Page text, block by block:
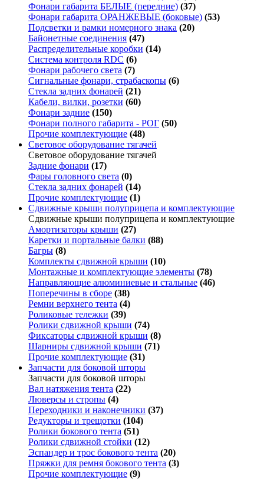
Фонари габарита БЕЛЫЕ (передние) (37)
Фонари габарита ОРАНЖЕВЫЕ (боковые) (53)
Подсветки и рамки номерного знака (20)
Байонетные соединения (47)
Распределительные коробки (14)
Система контроля RDC (6)
Фонари рабочего света (7)
Сигнальные фонари, страбаскопы (6)
Стекла задних фонарей (21)
Кабели, вилки, розетки (60)
Фонари задние (150)
Фонари полного габарита - РОГ (50)
Прочие комплектующие (48)
Световое оборудование тягачей
Световое оборудование тягачей
Задние фонари (17)
Фары головного света (0)
Стекла задних фонарей (14)
Прочие комплектующие (1)
Сдвижные крыши полуприцепа и комплектующие
Сдвижные крыши полуприцепа и комплектующие
Амортизаторы крыши (27)
Каретки и портальные балки (88)
Багры (8)
Комплекты сдвижной крыши (10)
Монтажные и комплектующие элементы (78)
Направляющие алюминиевые и стальные (46)
Поперечины в сборе (38)
Ремни верхнего тента (4)
Роликовые тележки (39)
Ролики сдвижной крыши (74)
Фиксаторы сдвижной крыши (8)
Шарниры сдвижной крыши (71)
Прочие комплектующие (31)
Запчасти для боковой шторы
Запчасти для боковой шторы
Вал натяжения тента (22)
Люверсы и стропы (4)
Переходники и наконечники (37)
Редукторы и трещотки (104)
Ролики бокового тента (51)
Ролики сдвижной стойки (12)
Эспандер и трос бокового тента (20)
Пряжки для ремня бокового тента (3)
Прочие комплектующие (9)